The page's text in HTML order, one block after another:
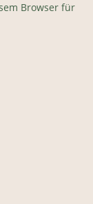
Browser für